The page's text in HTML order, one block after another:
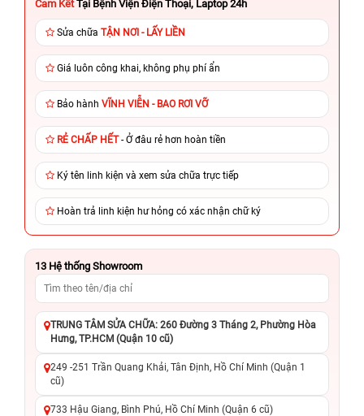
Cam Kết Tại Bệnh Viện Điện Thoại, Laptop 24h
Sửa chữa TẬN NƠI - LẤY LIỀN
Giá luôn công khai, không phụ phí ẩn
Bảo hành VĨNH VIỄN - BAO RƠI VỠ
RẺ CHẤP HẾT- Ở đâu rẻ hơn hoàn tiền
Ký tên linh kiện và xem sửa chữa trực tiếp
Hoàn trả linh kiện hư hỏng có xác nhận chữ ký
13 Hệ thống Showroom
TRUNG TÂM SỬA CHỮA: 260 Đường 3 Tháng 2, Phường Hòa
Hưng, TP.HCM (Quận 10 cũ)
249 -251 Trần Quang Khải, Tân Định, Hồ Chí Minh (Quận 1
cũ)
733 Hậu Giang, Bình Phú, Hồ Chí Minh (Quận 6 cũ)